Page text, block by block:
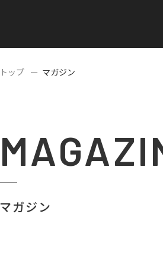
トップ マガジン
マガジン